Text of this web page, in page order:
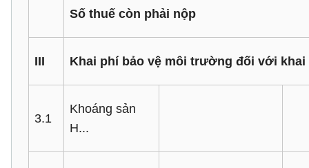
Số thuế còn phải nộp
III Khai phí bảo vệ môi trường đối với khai
3.1
Khoáng sản
H...